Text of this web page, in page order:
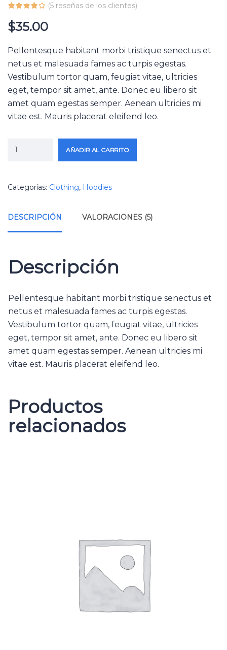
(5 reseñas de los clientes)
$35.00
Pellentesque habitant morbi tristique senectus et
netus et malesuada fames ac turpis egestas.
Vestibulum tortor quam, feugiat vitae, ultricies
eget, tempor sit amet, ante. Donec eu libero sit
amet quam egestas semper. Aenean ultricies mi
vitae est. Mauris placerat eleifend leo.
AÑADIR AL CARRITO
Categorías: Clothing, Hoodies
DESCRIPCIÓN VALORACIONES (5)
Descripción
Pellentesque habitant morbi tristique senectus et
netus et malesuada fames ac turpis egestas.
Vestibulum tortor quam, feugiat vitae, ultricies
eget, tempor sit amet, ante. Donec eu libero sit
amet quam egestas semper. Aenean ultricies mi
vitae est. Mauris placerat eleifend leo.
Productos
relacionados